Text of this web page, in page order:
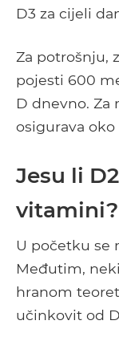
D3 za cijeli
Za potrošnju,
pojesti 600
D dnevno. Za
osigurava
Jesu li
vitamini?
U početku se
Međutim,
hranom
učinkovit od